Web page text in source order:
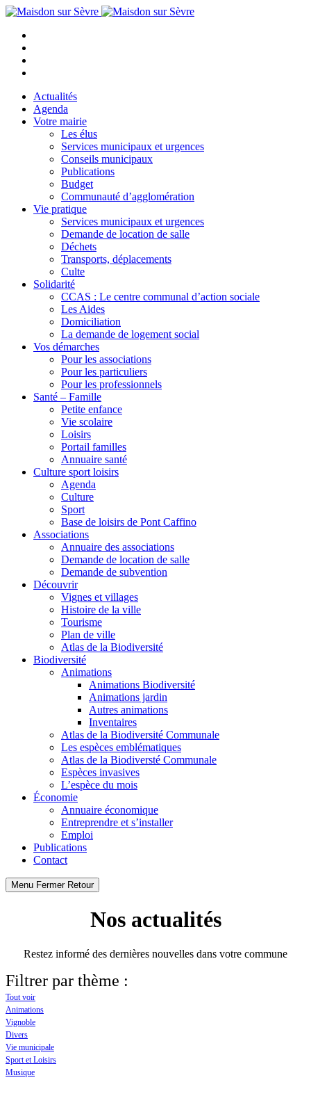
Actualités
Agenda
Votre mairie
Les élus
Services municipaux et urgences
Conseils municipaux
Publications
Budget
Communauté d’agglomération
Vie pratique
Services municipaux et urgences
Demande de location de salle
Déchets
Transports, déplacements
Culte
Solidarité
CCAS : Le centre communal d’action sociale
Les Aides
Domiciliation
La demande de logement social
Vos démarches
Pour les associations
Pour les particuliers
Pour les professionnels
Santé – Famille
Petite enfance
Vie scolaire
Loisirs
Portail familles
Annuaire santé
Culture sport loisirs
Agenda
Culture
Sport
Base de loisirs de Pont Caffino
Associations
Annuaire des associations
Demande de location de salle
Demande de subvention
Découvrir
Vignes et villages
Histoire de la ville
Tourisme
Plan de ville
Atlas de la Biodiversité
Biodiversité
Animations
Animations Biodiversité
Animations jardin
Autres animations
Inventaires
Atlas de la Biodiversité Communale
Les espèces emblématiques
Atlas de la Biodiversté Communale
Espèces invasives
L’espèce du mois
Économie
Annuaire économique
Entreprendre et s’installer
Emploi
Publications
Contact
Menu Fermer Retour
Nos actualités
Restez informé des dernières nouvelles dans votre commune
Filtrer par thème :
Tout voir
Animations
Vignoble
Divers
Vie municipale
Sport et Loisirs
Musique